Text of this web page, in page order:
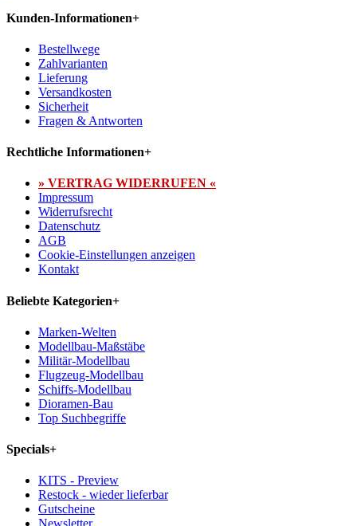
Kunden-Informationen+
Bestellwege
Zahlvarianten
Lieferung
Versandkosten
Sicherheit
Fragen & Antworten
Rechtliche Informationen+
» VERTRAG WIDERRUFEN «
Impressum
Widerrufsrecht
Datenschutz
AGB
Cookie-Einstellungen anzeigen
Kontakt
Beliebte Kategorien+
Marken-Welten
Modellbau-Maßstäbe
Militär-Modellbau
Flugzeug-Modellbau
Schiffs-Modellbau
Dioramen-Bau
Top Suchbegriffe
Specials+
KITS - Preview
Restock - wieder lieferbar
Gutscheine